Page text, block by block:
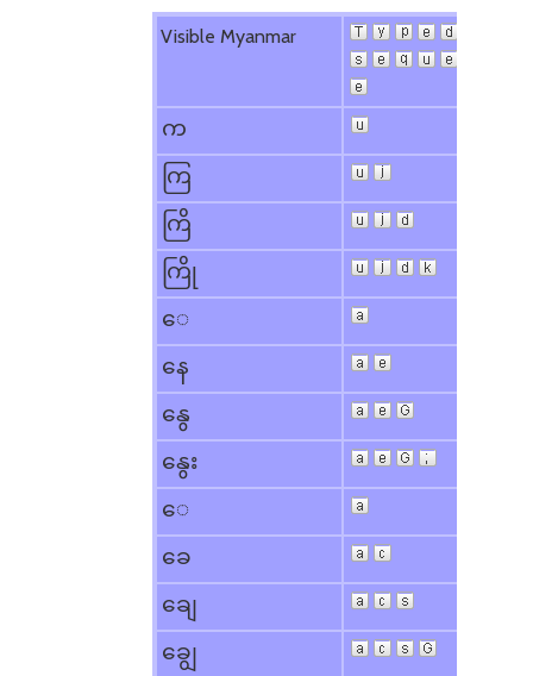
Visible Myanmar
က
ကြ
ကြိ
ကြို
​ေ
နေ
နွေ
နွေး
​ေ
​ခေ
​ချေ
​ချွေ